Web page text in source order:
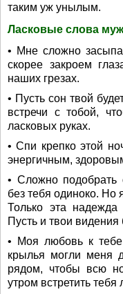
таким уж унылым.
Ласковые слова
• Мне сложно
скорее закроем
наших грезах.
• Пусть сон твой
встречи с тобой,
ласковых руках.
• Спи крепко этой
энергичным,
• Сложно подобрать
без тебя одиноко. Но
Только эта
Пусть и твои
• Моя любовь к
крылья могли меня
рядом, чтобы всю
утром встретить